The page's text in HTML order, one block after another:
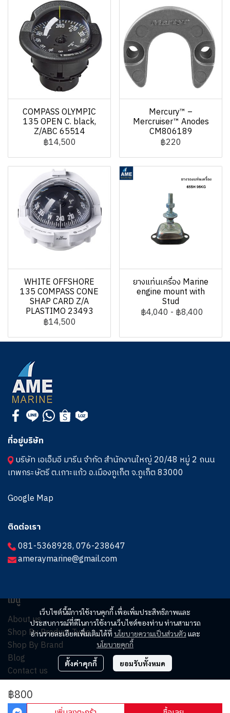
COMPASS OLYMPIC
135 OPEN C. black,
Z/ABC 65514
฿14,500
Mercury™ –
Mercruiser™ Anodes
CM806189
฿220
WHITE OFFSHORE
135 COMPASS CONE
SHAP CARD Z/A
PLASTIMO 23493
฿14,500
ยางแท่นเครื่อง Marine
engine mount with
Stud
฿4,040 - ฿8,400
฿800
เว็บไซต์นี้มีการใช้งานคุกกี้ เพื่อเพิ่มประสิทธิภาพและ
ประสบการณ์ที่ดีในการใช้งานเว็บไซต์ของท่าน ท่านสามารถ
อ่านรายละเอียดเพิ่มเติมได้ที่ นโยบายความเป็นส่วนตัว และ
นโยบายคุกกี้
ตั้งค่าคุกกี้ ยอมรับทั้งหมด
ที่อยู่บริษัท
บริษัท เอเอ็มอี มารีน จำกัด สำนักงานใหญ่ 20/48 หมู่ 2 ถนน
เทพกระษัตรี ต.เกาะแก้ว อ.เมืองภูเก็ต จ.ภูเก็ต 83000
Google Map
ติดต่อเรา
081-5368928,076-238647
ameraymarine@gmail.com
เมนู
About us
Shop By Product Type
Shop By Brand
Blog
Contact us
© Copyright 2025. All Rights Reserved.